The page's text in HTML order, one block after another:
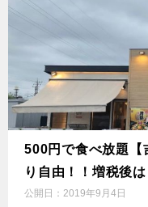
500円で食べ放題【
り自由！！増税後
公開日： 2019年9月4日